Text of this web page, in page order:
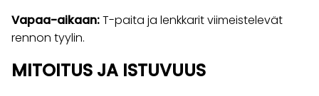
Vapaa-aikaan:T-paita ja lenkkarit viimeistelevät
rennon tyylin.
MITOITUS JA ISTUVUUS